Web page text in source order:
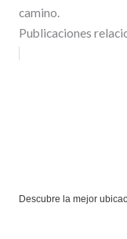
camino.
Publicaciones
Descubre la mejor